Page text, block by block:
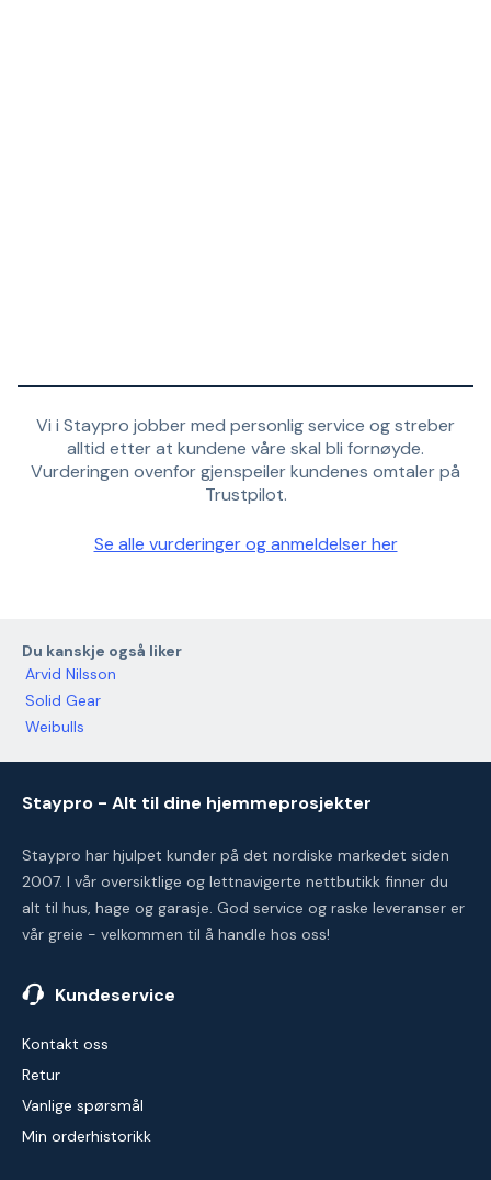
Vi i Staypro jobber med personlig service og streber
alltid etter at kundene våre skal bli fornøyde.
Vurderingen ovenfor gjenspeiler kundenes omtaler på
Trustpilot.
Se alle vurderinger og anmeldelser her
Du kanskje også liker
Arvid Nilsson
Solid Gear
Weibulls
Staypro - Alt til dine hjemmeprosjekter
Staypro har hjulpet kunder på det nordiske markedet siden
2007. I vår oversiktlige og lettnavigerte nettbutikk finner du
alt til hus, hage og garasje. God service og raske leveranser er
vår greie - velkommen til å handle hos oss!
Kundeservice
Kontakt oss
Retur
Vanlige spørsmål
Min orderhistorikk